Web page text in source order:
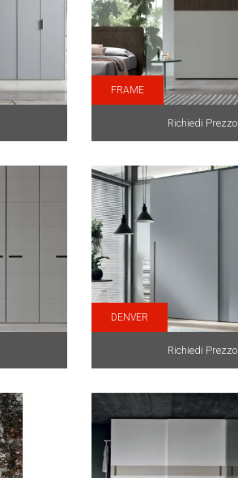
FRAME
Richiedi Prezzo
DENVER
Richiedi Prezzo